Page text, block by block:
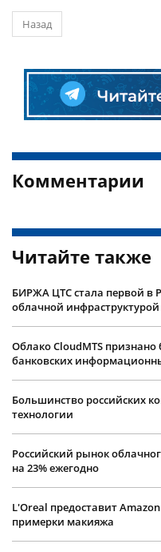
Назад
Комментарии
Читайте также
БИРЖА ЦТС стала первой в
облачной инфраструктурой
Облако CloudMTS
банковских
Большинство российских
технологии
Российский рынок
на 23% ежегодно
L'Oreal предоставит
примерки макияжа